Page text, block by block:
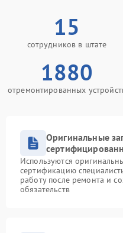
15
сотрудников в штате
1880
отремонтированных
Оригинальные
Используются
сертификацию
работу после ремонта и
обязательств